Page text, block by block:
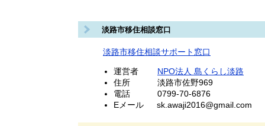
淡路市移住相談窓口
淡路市移住相談サポート窓口
運営者 NPO法人 島くらし淡路
住所 淡路市佐野969
電話 0799-70-6876
Eメール sk.awaji2016@gmail.com